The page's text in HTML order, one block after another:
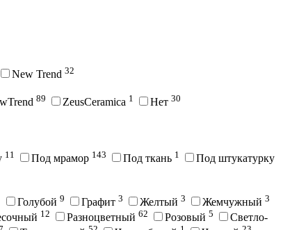
New Trend 32
89 ZeusCeramica 1 Нет 30
11 Под мрамор 143 Под ткань 1 Под штукатурку
Голубой 9 Графит 3 Желтый 3 Жемчужный 3
12 Разноцветный 62 Розовый 5
Светло-